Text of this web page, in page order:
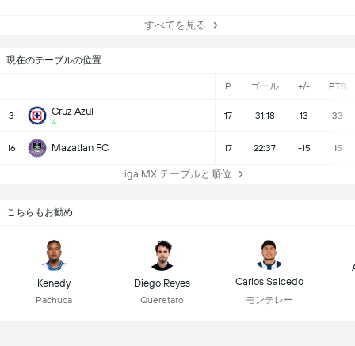
現在のテーブルの位置
P ゴール +/- PTS
3 Cruz Azul
¼
17 31:18 13 33
16 Mazatlan FC 17 22:37 -15 15
Liga MX テーブルと順位
すべてを見る
こちらもお勧め
Kenedy
Pachuca
Diego Reyes
Queretaro
Carlos Salcedo
モンテレー